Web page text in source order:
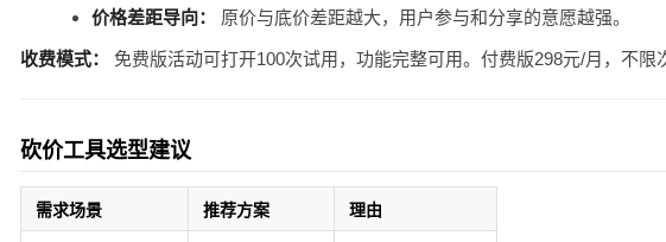
价格差距导向：
原价与底价差距越大，用户参与和分享的意愿越强。
收费模式： 免费版活动可打开100次试用，功能完整可用。付费版298元/月，不限
砍价工具选型建议
需求场景 推荐方案 理由